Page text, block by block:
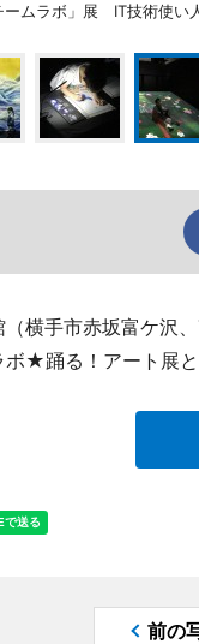
ームラボ」展 IT技術使
（横手市赤坂富ケ沢
ボ★踊る！アート展
前の